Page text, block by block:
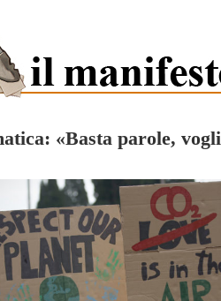
«Basta parole,